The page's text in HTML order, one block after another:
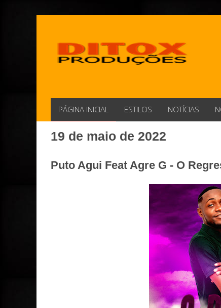
PÁGINA INICIAL ESTILOS NOTÍCIAS
19 de maio de 2022
Puto Agui Feat Agre G - O